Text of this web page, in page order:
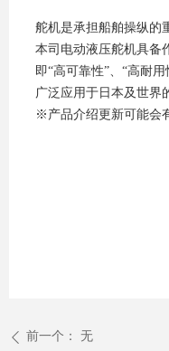
舵机是承担船舶操纵的
本司电动液压舵机具备
即“高可靠性”、“高耐
广泛应用于日本及世界
※产品介绍更新可能会
ꄴ 前一个： 无